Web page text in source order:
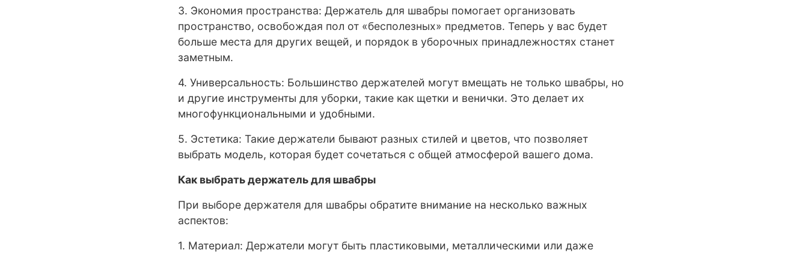
3. Экономия пространства: Держатель для швабры помогает организовать
пространство, освобождая пол от «бесполезных» предметов. Теперь у вас будет
больше места для других вещей, и порядок в уборочных принадлежностях станет
заметным.
4. Универсальность: Большинство держателей могут вмещать не только швабры, но
и другие инструменты для уборки, такие как щетки и венички. Это делает их
многофункциональными и удобными.
5. Эстетика: Такие держатели бывают разных стилей и цветов, что позволяет
выбрать модель, которая будет сочетаться с общей атмосферой вашего дома.
Как выбрать держатель для швабры
При выборе держателя для швабры обратите внимание на несколько важных
аспектов:
1. Материал: Держатели могут быть пластиковыми, металлическими или даже